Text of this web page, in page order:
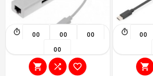
00 00 00
00
  
00
